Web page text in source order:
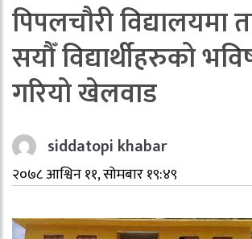
पिपलचौरी विद्यालयमा
सयौँ विद्यार्थीहरुको
गरियो खेलवाड
siddatopi khabar
२०७८ आश्विन ११, सोमबार १९:४९